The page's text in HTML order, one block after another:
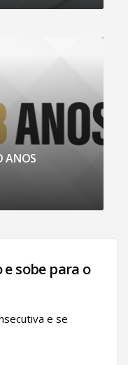
ANOS
sobe para o
e se